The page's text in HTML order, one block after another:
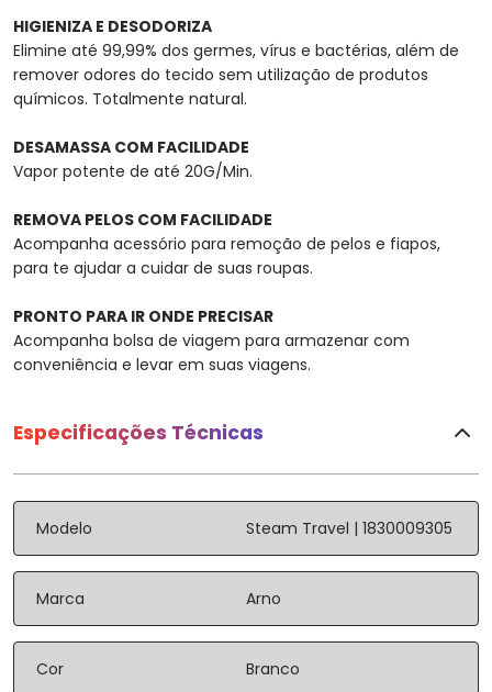
HIGIENIZA E DESODORIZA
Elimine até 99,99% dos germes, vírus e bactérias, além de
remover odores do tecido sem utilização de produtos
químicos. Totalmente natural.
DESAMASSA COM FACILIDADE
Vapor potente de até 20G/Min.
REMOVA PELOS COM FACILIDADE
Acompanha acessório para remoção de pelos e fiapos,
para te ajudar a cuidar de suas roupas.
PRONTO PARA IR ONDE PRECISAR
Acompanha bolsa de viagem para armazenar com
conveniência e levar em suas viagens.
Especificações Técnicas
Modelo Steam Travel | 1830009305
Marca Arno
Cor Branco